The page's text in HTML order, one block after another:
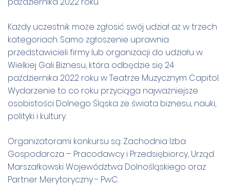
Każdy uczestnik może zgłosić swój udział aż w trzech
kategoriach. Samo zgłoszenie uprawnia
przedstawicieli firmy lub organizacji do udziału w
Wielkiej Gali Biznesu, która odbędzie się 24
października 2022 roku w Teatrze Muzycznym Capitol.
Wydarzenie to co roku przyciąga najważniejsze
osobistości Dolnego Śląska ze świata biznesu, nauki,
polityki i kultury.
Organizatorami konkursu są: Zachodnia Izba
Gospodarcza – Pracodawcy i Przedsiębiorcy, Urząd
Marszałkowski Województwa Dolnośląskiego oraz
Partner Merytoryczny - PwC.